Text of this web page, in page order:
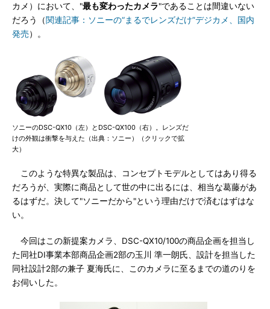
カメ）において、"最も変わったカメラ"であることは間違いない
だろう（関連記事：ソニーの“まるでレンズだけ”デジカメ、国内
発売）。
ソニーのDSC-QX10（左）とDSC-QX100（右）。レンズだ
けの外観は衝撃を与えた（出典：ソニー）（クリックで拡
大）
このような特異な製品は、コンセプトモデルとしてはあり得る
だろうが、実際に商品として世の中に出るには、相当な葛藤があ
るはずだ。決して"ソニーだから"という理由だけで済むはずはな
い。
今回はこの新提案カメラ、DSC-QX10/100の商品企画を担当し
た同社DI事業本部商品企画2部の玉川 準一朗氏、設計を担当した
同社設計2部の兼子 夏海氏に、このカメラに至るまでの道のりを
お伺いした。